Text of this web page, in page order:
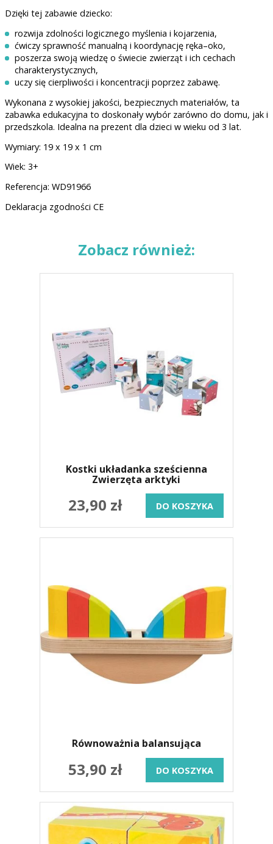
Dzięki tej zabawie dziecko:
rozwija zdolności logicznego myślenia i kojarzenia,
ćwiczy sprawność manualną i koordynację ręka–oko,
poszerza swoją wiedzę o świecie zwierząt i ich cechach
charakterystycznych,
uczy się cierpliwości i koncentracji poprzez zabawę.
Wykonana z wysokiej jakości, bezpiecznych materiałów, ta
zabawka edukacyjna to doskonały wybór zarówno do domu, jak i
przedszkola. Idealna na prezent dla dzieci w wieku od 3 lat.
Wymiary: 19 x 19 x 1 cm
Wiek: 3+
Referencja: WD91966
Deklaracja zgodności CE
Zobacz również:
Kostki układanka sześcienna
Zwierzęta arktyki
23,90 zł DO KOSZYKA
Równoważnia balansująca
53,90 zł DO KOSZYKA